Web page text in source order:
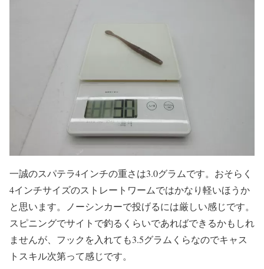
一誠のスパテラ4インチの重さは3.0グラムです。おそらく
4インチサイズのストレートワームではかなり軽いほうか
と思います。ノーシンカーで投げるには厳しい感じです。
スピニングでサイトで釣るくらいであればできるかもしれ
ませんが、フックを入れても3.5グラムくらなのでキャス
トスキル次第って感じです。